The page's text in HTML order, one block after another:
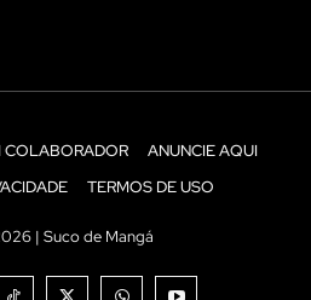
COLABORADOR
ANUNCIE AQUI
TERMOS DE USO
| Suco de Mangá